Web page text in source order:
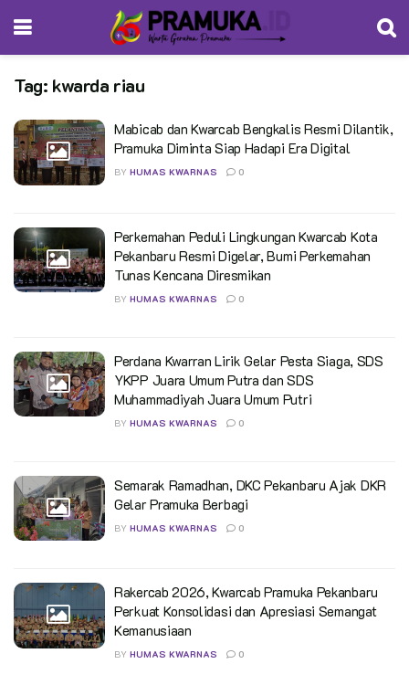
Tag: kwarda riau
Mabicab dan Kwarcab Bengkalis Resmi Dilantik,
Pramuka Diminta Siap Hadapi Era Digital
BY HUMAS KWARNAS 0
Perkemahan Peduli Lingkungan Kwarcab Kota
Pekanbaru Resmi Digelar, Bumi Perkemahan
Tunas Kencana Diresmikan
BY HUMAS KWARNAS 0
Perdana Kwarran Lirik Gelar Pesta Siaga, SDS
YKPP Juara Umum Putra dan SDS
Muhammadiyah Juara Umum Putri
BY HUMAS KWARNAS 0
Semarak Ramadhan, DKC Pekanbaru Ajak DKR
Gelar Pramuka Berbagi
BY HUMAS KWARNAS 0
Rakercab 2026, Kwarcab Pramuka Pekanbaru
Perkuat Konsolidasi dan Apresiasi Semangat
Kemanusiaan
BY HUMAS KWARNAS 0